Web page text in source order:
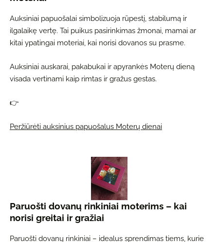
Auksiniai papuošalai simbolizuoja rūpestį, stabilumą ir
ilgalaikę vertę. Tai puikus pasirinkimas žmonai, mamai ar
kitai ypatingai moteriai, kai norisi dovanos su prasme.
Auksiniai auskarai, pakabukai ir apyrankės Moterų dieną
visada vertinami kaip rimtas ir gražus gestas.
👉
Peržiūrėti auksinius papuošalus Moterų dienai
Paruošti dovanų rinkiniai moterims – kai
norisi greitai ir gražiai
Paruošti dovanų rinkiniai – idealus sprendimas tiems, kurie